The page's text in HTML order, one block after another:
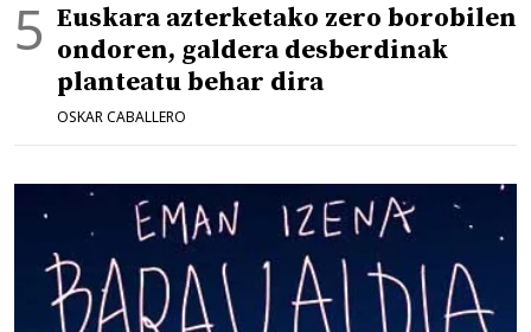
Euskara azterketako zero borobilen
ondoren, galdera desberdinak
planteatu behar dira
OSKAR CABALLERO